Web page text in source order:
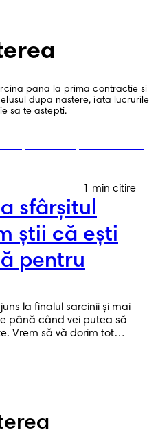
pana la prima contractie si
dupa nastere, iata lucrurile
sa te astepti.
1 min citire
sfârșitul
știi că ești
pentru
la finalul sarcinii și mai
până când vei putea să
Vrem să vă dorim tot
se va extinde în acest